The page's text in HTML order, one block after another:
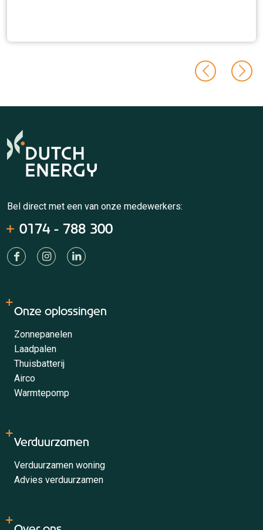
Bel direct met een van onze medewerkers:
0174 - 788 300
Onze oplossingen
Zonnepanelen
Laadpalen
Thuisbatterij
Airco
Warmtepomp
Verduurzamen
Verduurzamen woning
Advies verduurzamen